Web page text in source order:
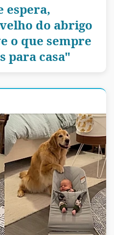
espera,
do abrigo
o que sempre
para casa"